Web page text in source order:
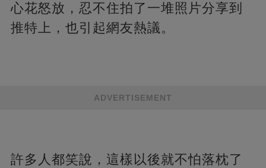
心花怒放，忍不住拍了一堆照片分享到
推特上，也引起網友熱議。
ADVERTISEMENT
許多人都笑說，這樣以後就不怕落枕了